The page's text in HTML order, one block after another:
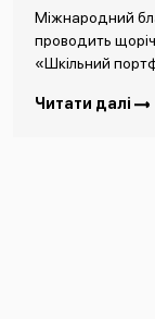
Міжнародний
проводить
«Шкільний
Читати далі